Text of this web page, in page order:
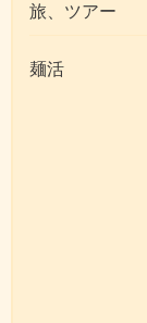
旅、ツアー
麺活